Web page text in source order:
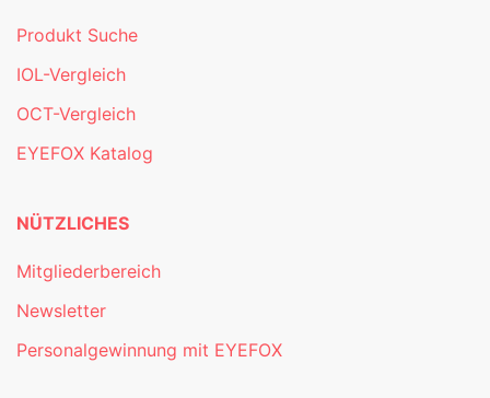
Produkt Suche
IOL-Vergleich
OCT-Vergleich
EYEFOX Katalog
NÜTZLICHES
Mitgliederbereich
Newsletter
Personalgewinnung mit EYEFOX